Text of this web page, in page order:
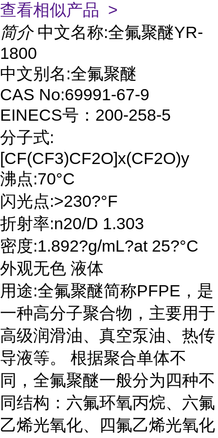
查看相似产品 >
简介 中文名称:全氟聚醚YR-
1800
中文别名:全氟聚醚
CAS No:69991-67-9
EINECS号：200-258-5
分子式:
[CF(CF3)CF2O]x(CF2O)y
沸点:70°C
闪光点:>230?°F
折射率:n20/D 1.303
密度:1.892?g/mL?at 25?°C
外观无色 液体
用途:全氟聚醚简称PFPE，是
一种高分子聚合物，主要用于
高级润滑油、真空泵油、热传
导液等。 根据聚合单体不
同，全氟聚醚一般分为四种不
同结构：六氟环氧丙烷、六氟
乙烯光氧化、四氟乙烯光氧化